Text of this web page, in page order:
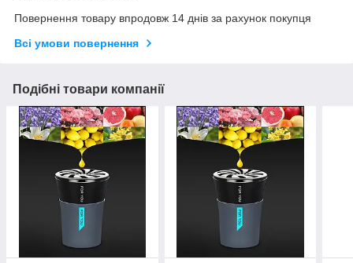
Повернення товару впродовж 14 днів за рахунок покупця
Всі умови повернення
Подібні товари компанії